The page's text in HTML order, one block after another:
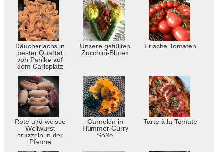
Räucherlachs in
bester Qualität
von Pahlke auf
dem Carlsplatz
Unsere gefüllten
Zucchini-Blüten
Frische Tomaten
Rote und weisse
Wellwurst
bruzzeln in der
Pfanne
Garnelen in
Hummer-Curry
Soße
Tarte à la Tomate